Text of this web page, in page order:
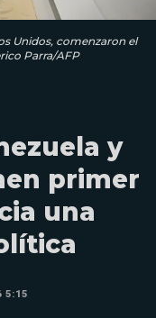
Unidos, comenzaron el
Parra/AFP
y
primer
una
5:15